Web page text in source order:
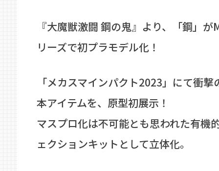
『大魔獣激闘 鋼の鬼』より、「鋼」が
リーズで初プラモデル化！
「メカスマインパクト2023」にて衝
本アイテムを、原型初展示！
マスプロ化は不可能とも思われた有機
ェクションキットとして立体化。